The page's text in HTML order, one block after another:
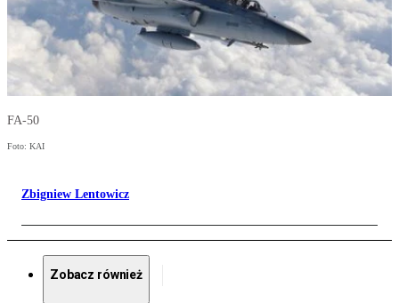
FA-50
Foto: KAI
Zbigniew Lentowicz
Zobacz również